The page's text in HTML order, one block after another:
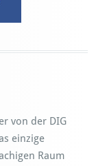
von der DIG
einzige
Raum